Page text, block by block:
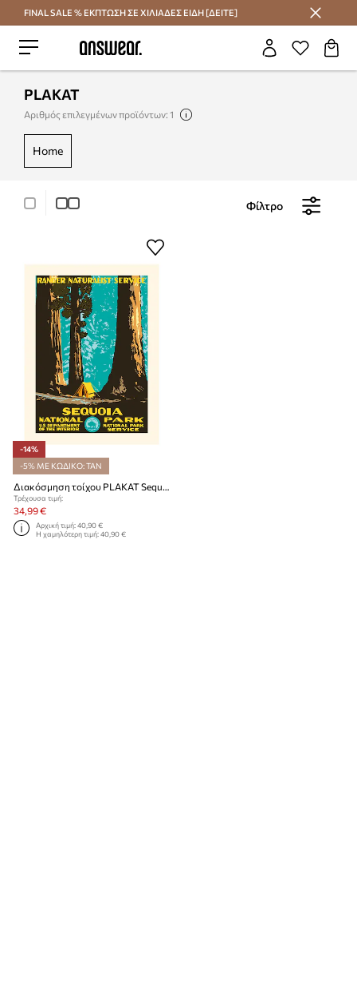
Εξοικονομήστε με το Answear Club
FINAL SALE % ΕΚΠΤΩΣΗ ΣΕ ΧΙΛΙΑΔΕΣ ΕΙΔΗ [ΔΕΙΤΕ]
PLAKAT
Αριθμός επιλεγμένων προϊόντων: 1
home
Φίλτρο
-14%
-5% ΜΕ ΚΩΔΙΚΟ: TAN
Διακόσμηση τοίχου PLAKAT Sequoia 30 x 40 cm
Τρέχουσα τιμή:
34,99 €
Αρχική τιμή:40,90 €
Η χαμηλότερη τιμή:40,90 €